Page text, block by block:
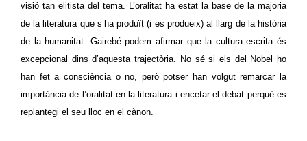
visió tan elitista del tema. L’oralitat ha estat la base de la majoria
de la literatura que s’ha produït (i es produeix) al llarg de la història
de la humanitat. Gairebé podem afirmar que la cultura escrita és
excepcional dins d’aquesta trajectòria. No sé si els del Nobel ho
han fet a consciència o no, però potser han volgut remarcar la
importància de l’oralitat en la literatura i encetar el debat perquè es
replantegi el seu lloc en el cànon.